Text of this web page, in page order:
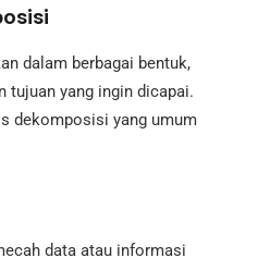
dalam berbagai bentuk,
tujuan yang ingin dicapai.
dekomposisi yang umum
data atau informasi